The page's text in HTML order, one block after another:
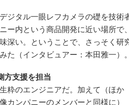
ジタル一眼レフカメラの礎を技術
ー内という商品開発に近い場所で
深い。ということで、さっそく研
た（インタビュアー：本田雅一）。
方支援を担当
粋のエンジニアだ。加えて（ほか
カンパニーのメンバーと同様に）